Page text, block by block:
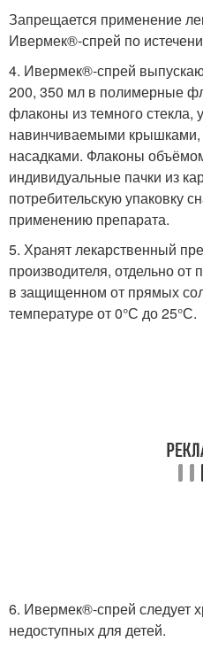
Запрещается применение
Ивермек®-спрей по
4. Ивермек®-спрей
200, 350 мл в полимерные
флаконы из темного стекла,
навинчиваемыми
насадками. Флаконы
индивидуальные пачки из
потребительскую упаковку
применению препарата.
5. Хранят лекарственный
производителя, отдельно от
в защищенном от прямых
температуре от 0°С до 25°С.
6. Ивермек®-спрей следует
недоступных для детей.